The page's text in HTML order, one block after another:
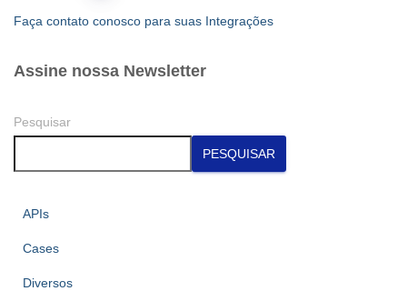
dos
conteúdos
Faça contato conosco para suas Integrações
Assine nossa Newsletter
Pesquisar
PESQUISAR
APIs
Cases
Diversos